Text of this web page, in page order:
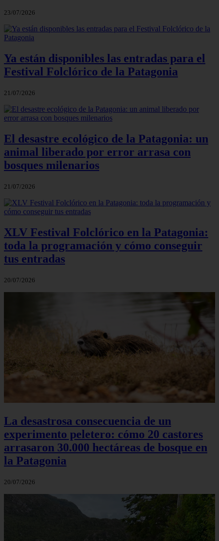
23/07/2026
Ya están disponibles las entradas para el
Festival Folclórico de la Patagonia
21/07/2026
El desastre ecológico de la Patagonia: un
animal liberado por error arrasa con
bosques milenarios
21/07/2026
XLV Festival Folclórico en la Patagonia:
toda la programación y cómo conseguir
tus entradas
20/07/2026
La desastrosa consecuencia de un
experimento peletero: cómo 20 castores
arrasaron 30.000 hectáreas de bosque en
la Patagonia
20/07/2026